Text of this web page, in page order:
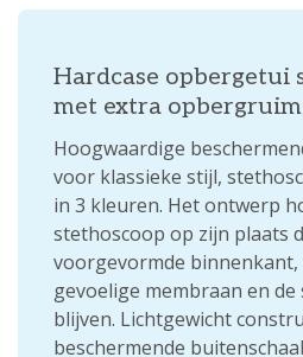
Hardcase opbergetui
met extra
Hoogwaardige
voor klassieke stijl,
in 3 kleuren. Het ontwerp
stethoscoop op zijn plaats
voorgevormde
gevoelige membraan en de
blijven. Lichtgewicht
beschermende